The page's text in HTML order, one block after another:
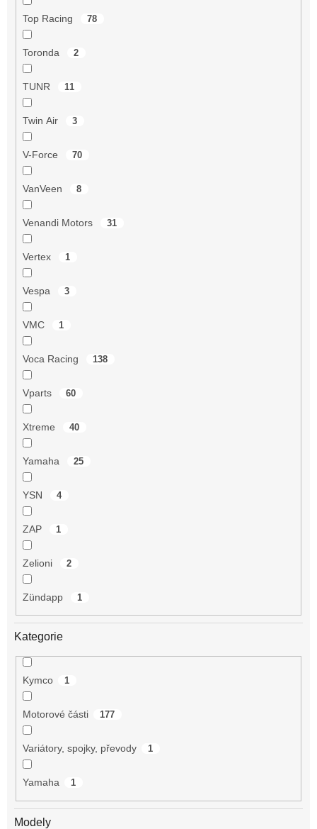
Top Racing 78
Toronda 2
TUNR 11
Twin Air 3
V-Force 70
VanVeen 8
Venandi Motors 31
Vertex 1
Vespa 3
VMC 1
Voca Racing 138
Vparts 60
Xtreme 40
Yamaha 25
YSN 4
ZAP 1
Zelioni 2
Zündapp 1
Kategorie
Kymco 1
Motorové části 177
Variátory, spojky, převody 1
Yamaha 1
Modely